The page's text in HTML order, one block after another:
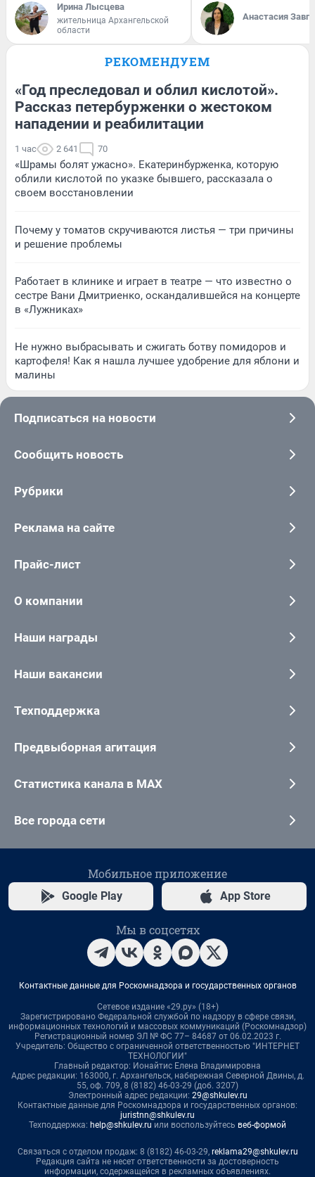
Ирина Лысцева
жительница Архангельской
области
Анастасия
РЕКОМЕНДУЕМ
«Год преследовал и облил кислотой».
Рассказ петербурженки о жестоком
нападении и реабилитации
1 час 2 641 70
«Шрамы болят ужасно». Екатеринбурженка, которую
облили кислотой по указке бывшего, рассказала о
своем восстановлении
Почему у томатов скручиваются листья — три причины
и решение проблемы
Работает в клинике и играет в театре — что известно о
сестре Вани Дмитриенко, оскандалившейся на концерте
в «Лужниках»
Не нужно выбрасывать и сжигать ботву помидоров и
картофеля! Как я нашла лучшее удобрение для яблони и
малины
Подписаться на новости
Сообщить новость
Рубрики
Реклама на сайте
Прайс-лист
О компании
Наши награды
Наши вакансии
Техподдержка
Предвыборная агитация
Статистика канала в MAX
Все города сети
Мобильное приложение
Google Play App Store
Мы в соцсетях
Контактные данные для Роскомнадзора и государственных органов
Сетевое издание «29.ру» (18+)
Зарегистрировано Федеральной службой по надзору в сфере связи,
информационных технологий и массовых коммуникаций (Роскомнадзор)
Регистрационный номер ЭЛ № ФС 77– 84687 от 06.02.2023 г.
Учредитель: Общество с ограниченной ответственностью "ИНТЕРНЕТ
ТЕХНОЛОГИИ"
Главный редактор: Ионайтис Елена Владимировна
Адрес редакции: 163000, г. Архангельск, набережная Северной Двины, д.
55, оф. 709, 8 (8182) 46-03-29 (доб. 3207)
Электронный адрес редакции: 29@shkulev.ru
Контактные данные для Роскомнадзора и государственных органов:
juristnn@shkulev.ru
Техподдержка: help@shkulev.ru или воспользуйтесь веб-формой
Связаться с отделом продаж: 8 (8182) 46-03-29, reklama29@shkulev.ru
Редакция сайта не несет ответственности за достоверность
информации, содержащейся в рекламных объявлениях.